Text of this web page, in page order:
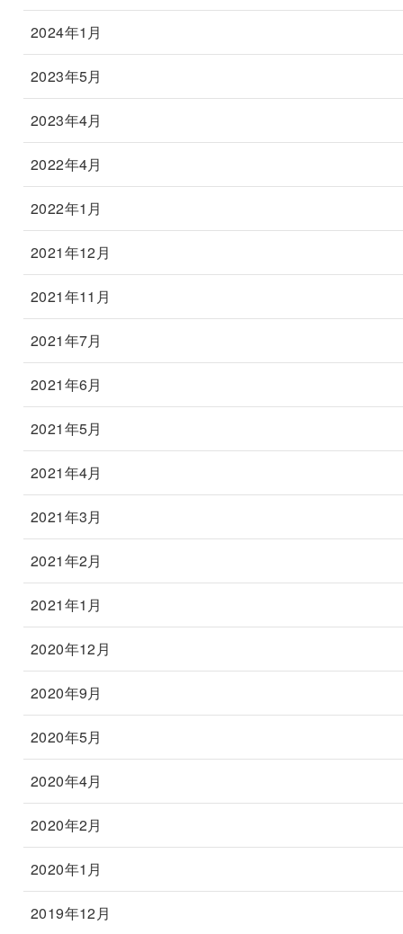
2024年1月
2023年5月
2023年4月
2022年4月
2022年1月
2021年12月
2021年11月
2021年7月
2021年6月
2021年5月
2021年4月
2021年3月
2021年2月
2021年1月
2020年12月
2020年9月
2020年5月
2020年4月
2020年2月
2020年1月
2019年12月